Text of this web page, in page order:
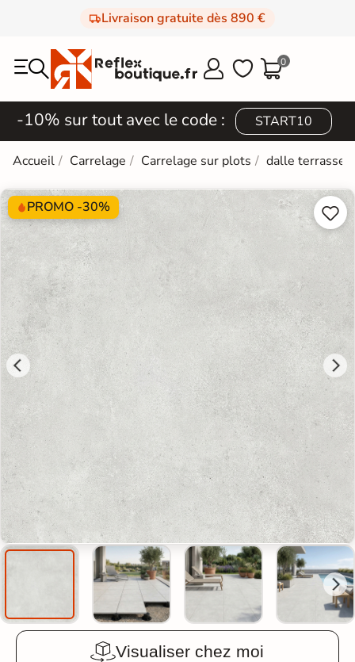
Livraison gratuite dès 890 €
  0
-10% sur tout avec le code : START10
Accueil Carrelage Carrelage sur plots dalle terrasse
PROMO -30% 

Visualiser chez moi